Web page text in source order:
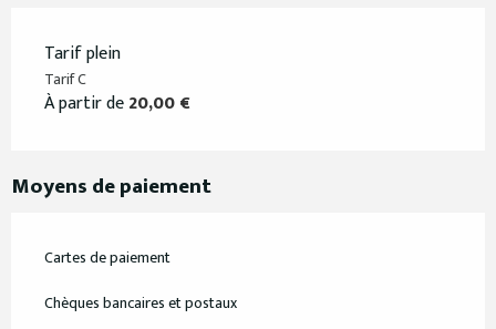
Tarif plein
Tarif C
À partir de20,00 €
Moyens de paiement
Cartes de paiement
Chèques bancaires et postaux